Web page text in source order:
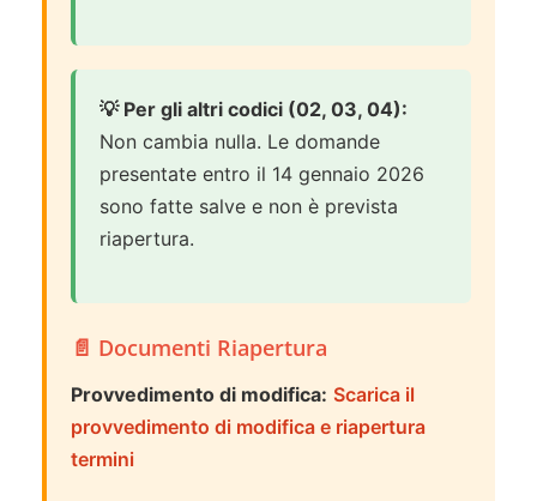
💡 Per gli altri codici (02, 03, 04):
Non cambia nulla. Le domande
presentate entro il 14 gennaio 2026
sono fatte salve e non è prevista
riapertura.
📄 Documenti Riapertura
Provvedimento di modifica: Scarica il
provvedimento di modifica e riapertura
termini